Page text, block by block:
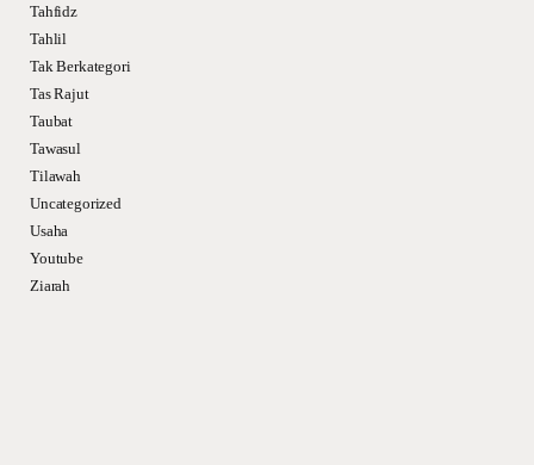
Tahfidz
Tahlil
Tak Berkategori
Tas Rajut
Taubat
Tawasul
Tilawah
Uncategorized
Usaha
Youtube
Ziarah